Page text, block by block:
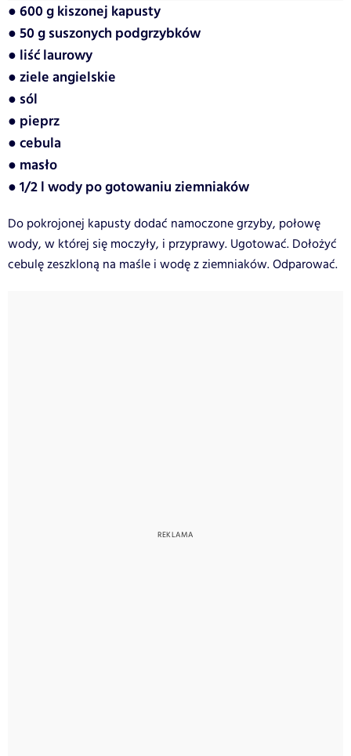
● 600 g kiszonej kapusty
● 50 g suszonych podgrzybków
● liść laurowy
● ziele angielskie
● sól
● pieprz
● cebula
● masło
● 1/2 l wody po gotowaniu ziemniaków
Do pokrojonej kapusty dodać namoczone grzyby, połowę
wody, w której się moczyły, i przyprawy. Ugotować. Dołożyć
cebulę zeszkloną na maśle i wodę z ziemniaków. Odparować.